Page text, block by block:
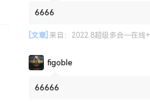
6666
[文章] 来自： 2022.8超级多合一在线+离线 查询系统: 德美日国产 最新款车型 高中低车型 偏门车型 燃油车 新能源 混动车
figoble
66666